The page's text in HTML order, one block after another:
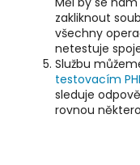
zakliknout
všechny
netestuje
Službu
testovacím
sleduje
rovnou